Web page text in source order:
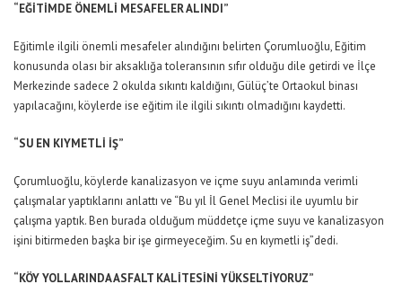
“EĞİTİMDE ÖNEMLİ MESAFELER ALINDI”
Eğitimle ilgili önemli mesafeler alındığını belirten Çorumluoğlu, Eğitim
konusunda olası bir aksaklığa toleransının sıfır olduğu dile getirdi ve İlçe
Merkezinde sadece 2 okulda sıkıntı kaldığını, Gülüç’te Ortaokul binası
yapılacağını, köylerde ise eğitim ile ilgili sıkıntı olmadığını kaydetti.
“SU EN KIYMETLİ İŞ”
Çorumluoğlu, köylerde kanalizasyon ve içme suyu anlamında verimli
çalışmalar yaptıklarını anlattı ve “Bu yıl İl Genel Meclisi ile uyumlu bir
çalışma yaptık. Ben burada olduğum müddetçe içme suyu ve kanalizasyon
işini bitirmeden başka bir işe girmeyeceğim. Su en kıymetli iş”dedi.
“KÖY YOLLARINDA ASFALT KALİTESİNİ YÜKSELTİYORUZ”